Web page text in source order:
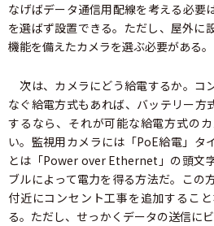
なげばデータ通信用配線を考える必要
を選ばず設置できる。ただし、屋外に
機能を備えたカメラを選ぶ必要がある。
次は、カメラにどう給電するか。コ
なぐ給電方式もあれば、バッテリー方
するなら、それが可能な給電方式の
い。監視用カメラには「PoE給電」タ
とは「Power over Ethernet」の頭文
ブルによって電力を得る方法だ。この
付近にコンセント工事を追加するこ
る。ただし、せっかくデータの送信に